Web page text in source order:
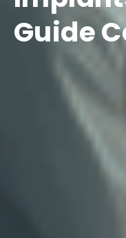
Guide